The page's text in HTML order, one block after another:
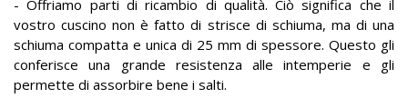
- Offriamo parti di ricambio di qualità. Ciò significa che il
vostro cuscino non è fatto di strisce di schiuma, ma di una
schiuma compatta e unica di 25 mm di spessore. Questo gli
conferisce una grande resistenza alle intemperie e gli
permette di assorbire bene i salti.